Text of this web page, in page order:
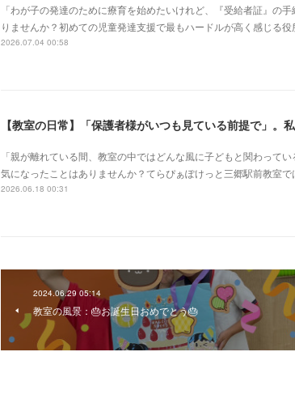
「わが子の発達のために療育を始めたいけれど、『受給者証』の
りませんか？初めての児童発達支援で最もハードルが高く感じる
2026.07.04 00:58
【教室の日常】「保護者様がいつも見ている前提で」。
「親が離れている間、教室の中ではどんな風に子どもと関わって
気になったことはありませんか？てらぴぁぽけっと三郷駅前教室
2026.06.18 00:31
2024.06.29 05:14
教室の風景：🎂お誕生日おめでとう🎂